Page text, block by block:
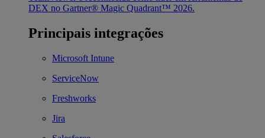
DEX no Gartner® Magic Quadrant™ 2026.
Principais integrações
Microsoft Intune
ServiceNow
Freshworks
Jira